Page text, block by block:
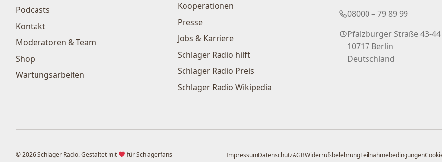
Podcasts
Kontakt
Moderatoren & Team
Shop
Wartungsarbeiten
Kooperationen
Presse
Jobs & Karriere
Schlager Radio hilft
Schlager Radio Preis
Schlager Radio Wikipedia
08000 – 79 89 99
Pfalzburger Straße 43-44
10717 Berlin
Deutschland
© 2026 Schlager Radio. Gestaltet mit für Schlagerfans ImpressumDatenschutzAGBWiderrufsbelehrungTeilnahmebedingungen